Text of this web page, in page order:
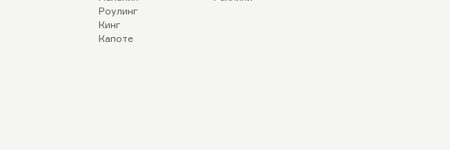
Роулинг
Кинг
Капоте